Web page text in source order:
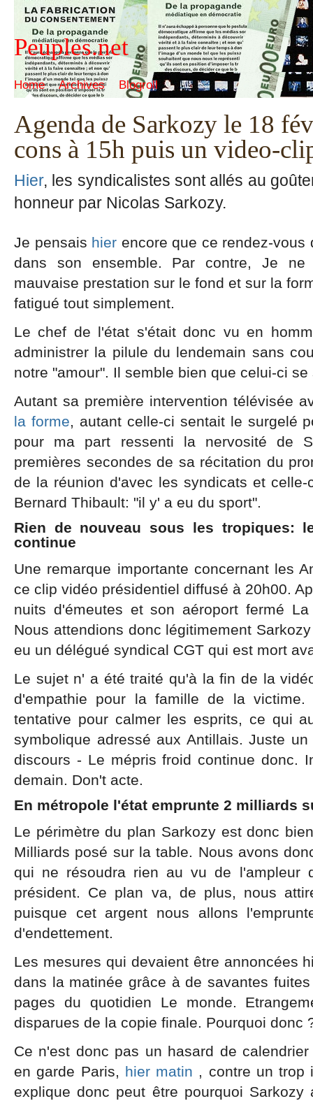
Peuples.net
Home Archives Blogroll
Agenda de Sarkozy le 18
cons à 15h puis un video-
Hier, les syndicalistes sont allés au
honneur par Nicolas Sarkozy.
Je pensais hier encore que ce rendez-
dans son ensemble. Par contre, Je
mauvaise prestation sur le fond et sur la
fatigué tout simplement.
Le chef de l'état s'était donc vu en
administrer la pilule du lendemain sans
notre "amour". Il semble bien que celui-ci
Autant sa première intervention télévisée
la forme, autant celle-ci sentait le surgelé
pour ma part ressenti la nervosité de
premières secondes de sa récitation du
de la réunion d'avec les syndicats et
Bernard Thibault: "il y' a eu du sport".
Rien de nouveau sous les tropiques:
continue
Une remarque importante concernant les
ce clip vidéo présidentiel diffusé à 20h00.
nuits d'émeutes et son aéroport fermé
Nous attendions donc légitimement
eu un délégué syndical CGT qui est mort
Le sujet n' a été traité qu'à la fin de la
d'empathie pour la famille de la
tentative pour calmer les esprits, ce qui
symbolique adressé aux Antillais. Juste
discours - Le mépris froid continue donc.
demain. Don't acte.
En métropole l'état emprunte 2 milliards
Le périmètre du plan Sarkozy est donc
Milliards posé sur la table. Nous avons
qui ne résoudra rien au vu de l'ampleur
président. Ce plan va, de plus, nous
puisque cet argent nous allons
d'endettement.
Les mesures qui devaient être annoncées
dans la matinée grâce à de savantes
pages du quotidien Le monde.
disparues de la copie finale. Pourquoi donc
Ce n'est donc pas un hasard de
en garde Paris, hier matin , contre un trop
explique donc peut être pourquoi